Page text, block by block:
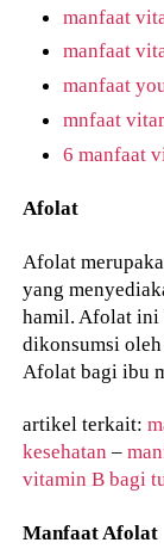
manfaat
manfaat
manfaat
mnfaat
6 manfaat
Afolat
Afolat
yang
hamil. Afolat ini
dikonsumsi
Afolat bagi ibu
artikel terkait:
kesehatan–
vitamin B bagi
Manfaat Afolat